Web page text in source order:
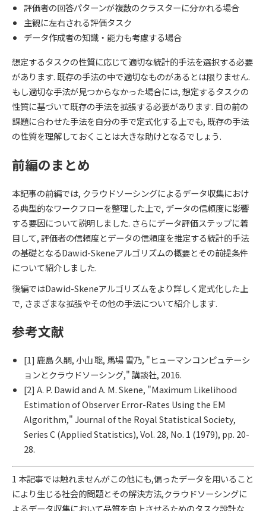
評価者の回答パターンが複数のクラスターに分かれる場合
主観に左右される評価タスク
データ作成者の知識・能力も考慮する場合
想定するタスクの性質に応じて適切な統計的手法を選択する必要
があります. 既存の手法の中で適切なものがあるとは限りません.
もし適切な手法が見つからなかった場合には, 想定するタスクの
性質に基づいて既存の手法を拡張する必要があります. 目の前の
課題に合わせた手法を自分の手で定式化する上でも, 既存の手法
の性質を理解しておくことは大きな助けとなるでしょう.
前編のまとめ
本記事の前編では, クラウドソーシングによるデータ収集におけ
る典型的なワークフローを整理した上で, データの信頼度に影響
する要因について説明しました. さらにデータ評価ステップに着
目して, 評価者の信頼度とデータの信頼度を推定する統計的手法
の基礎となるDawid-Skeneアルゴリズムの概要とその前提条件
について紹介しました.
後編ではDawid-Skeneアルゴリズムをより詳しく定式化した上
で, さまざまな拡張やその他の手法について紹介します.
参考文献
[1] 鹿島 久嗣, 小山 聡, 馬場 雪乃, "ヒューマンコンピュテーシ
ョンとクラウドソーシング," 講談社, 2016.
[2] A. P. Dawid and A. M. Skene, "Maximum Likelihood
Estimation of Observer Error-Rates Using the EM
Algorithm," Journal of the Royal Statistical Society,
Series C (Applied Statistics), Vol. 28, No. 1 (1979), pp. 20-
28.
1 本記事では触れませんがこの他にも,偏ったデータを用いること
により生じる社会的問題とその解決方法,クラウドソーシングに